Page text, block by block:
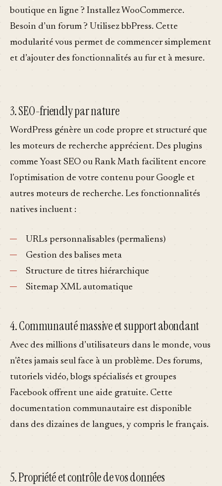
boutique en ligne ? Installez WooCommerce.
Besoin d’un forum ? Utilisez bbPress. Cette
modularité vous permet de commencer simplement
et d’ajouter des fonctionnalités au fur et à mesure.
3. SEO-friendly par nature
WordPress génère un code propre et structuré que
les moteurs de recherche apprécient. Des plugins
comme Yoast SEO ou Rank Math facilitent encore
l’optimisation de votre contenu pour Google et
autres moteurs de recherche. Les fonctionnalités
natives incluent :
URLs personnalisables (permaliens)
Gestion des balises meta
Structure de titres hiérarchique
Sitemap XML automatique
4. Communauté massive et support abondant
Avec des millions d’utilisateurs dans le monde, vous
n’êtes jamais seul face à un problème. Des forums,
tutoriels vidéo, blogs spécialisés et groupes
Facebook offrent une aide gratuite. Cette
documentation communautaire est disponible
dans des dizaines de langues, y compris le français.
5. Propriété et contrôle de vos données